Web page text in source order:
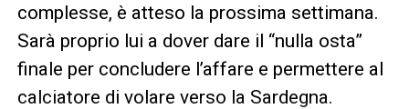
complesse, è atteso la prossima settimana.
Sarà proprio lui a dover dare il “nulla osta”
finale per concludere l’affare e permettere al
calciatore di volare verso la Sardegna.